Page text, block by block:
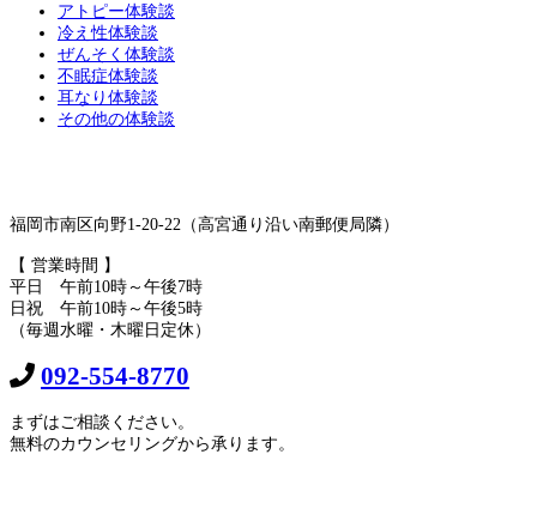
アトピー体験談
冷え性体験談
ぜんそく体験談
不眠症体験談
耳なり体験談
その他の体験談
福岡市南区向野1-20-22（高宮通り沿い南郵便局隣）
【 営業時間 】
平日 午前10時～午後7時
日祝 午前10時～午後5時
（毎週水曜・木曜日定休）
092-554-8770
まずはご相談ください。
無料のカウンセリングから承ります。